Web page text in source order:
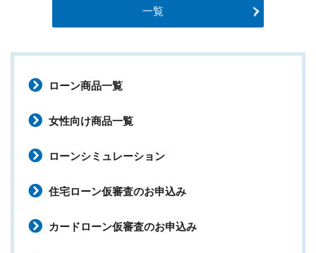
一覧
ローン商品一覧
女性向け商品一覧
ローンシミュレーション
住宅ローン仮審査のお申込み
カードローン仮審査のお申込み